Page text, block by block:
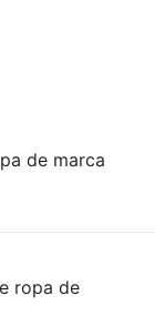
de marca
ropa de